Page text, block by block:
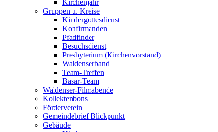
Kirchenjahr
Gruppen u. Kreise
Kindergottesdienst
Konfirmanden
Pfadfinder
Besuchsdienst
Presbyterium (Kirchenvorstand)
Waldenserband
Team-Treffen
Basar-Team
Waldenser-Filmabende
Kollektenbons
Förderverein
Gemeindebrief Blickpunkt
Gebäude